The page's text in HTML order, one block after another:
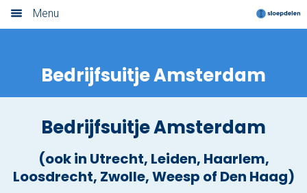
Menu
Nieuwsoverzicht
Amsterdam
Bedrijfsuitje Amsterdam
Bedrijfsuitje Amsterdam
(ook in Utrecht, Leiden, Haarlem,
Loosdrecht, Zwolle, Weesp of Den Haag)